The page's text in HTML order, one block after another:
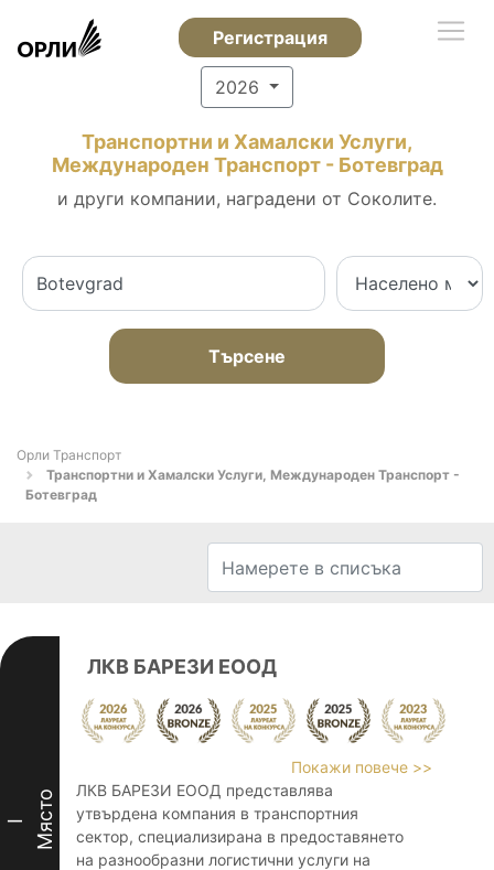
Регистрация
2026
Транспортни и Хамалски Услуги,
Международен Транспорт - Ботевград
и други компании, наградени от Соколите.
Търсене
Орли Транспорт
Транспортни и Хамалски Услуги, Международен Транспорт -
Ботевград
I Място
ЛКВ БАРЕЗИ ЕООД
Покажи повече >>
ЛКВ БАРЕЗИ ЕООД представлява
утвърдена компания в транспортния
сектор, специализирана в предоставянето
на разнообразни логистични услуги на